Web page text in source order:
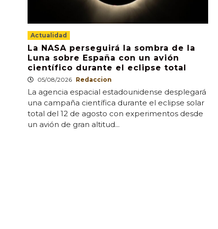
Actualidad
La NASA perseguirá la sombra de la
Luna sobre España con un avión
científico durante el eclipse total
05/08/2026 Redaccion
La agencia espacial estadounidense desplegará
una campaña científica durante el eclipse solar
total del 12 de agosto con experimentos desde
un avión de gran altitud...